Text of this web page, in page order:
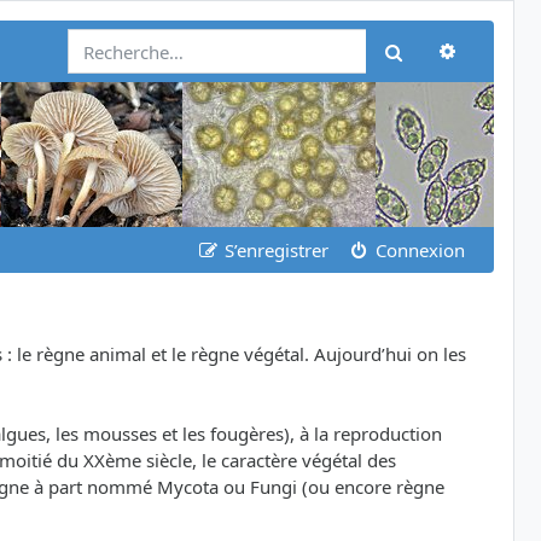
Rechercher
S’enregistrer Connexion
le règne animal et le règne végétal. Aujourd’hui on les
les mousses et les fougères), à la reproduction
du XXème siècle, le caractère végétal des
à part nommé Mycota ou Fungi (ou encore règne